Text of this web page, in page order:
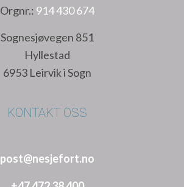
Orgnr.: 914 430 674
Sognesjøvegen 851
Hyllestad
6953 Leirvik i Sogn
KONTAKT OSS
post@nesjefort.no